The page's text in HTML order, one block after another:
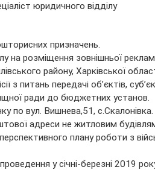
юридичного відділу
призначень.
на розміщення зовнішньої
району, Харківської
з питань передачі об’єктів,
ради до бюджетних установ.
по вул. Вишнева,51, с.Скалонівка.
адреси не житловим будівлям
плану роботи з
у січні-березні 2019